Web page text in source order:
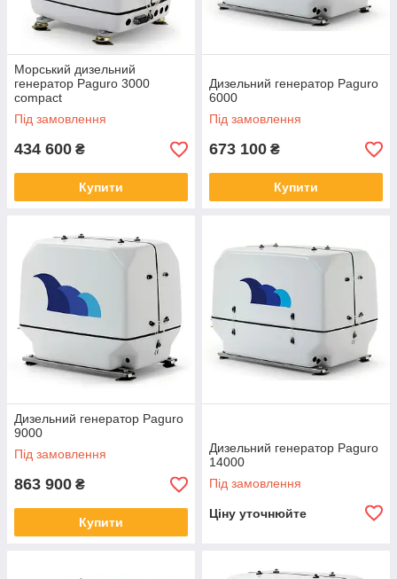
Морський дизельний
генератор Paguro 3000
compact
Під замовлення
434 600 ₴
Купити
Дизельний генератор Paguro
6000
Під замовлення
673 100 ₴
Купити
Дизельний генератор Paguro
9000
Під замовлення
863 900 ₴
Купити
Дизельний генератор Paguro
14000
Під замовлення
Ціну уточнюйте